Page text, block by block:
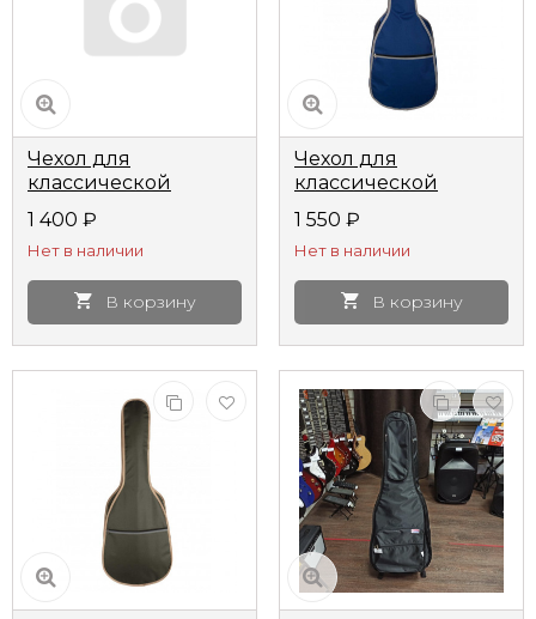
Чехол для
классической
6055 1/2
1 400 ₽
Нет в наличии
В корзину
Чехол для
классической
23 мягкий синий
1 550 ₽
Нет в наличии
В корзину